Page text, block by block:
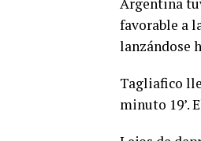
favorable a
lanzándose
Tagliafico
minuto 19’.